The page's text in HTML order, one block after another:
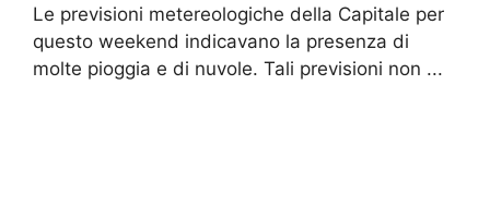
Le previsioni metereologiche della Capitale per
questo weekend indicavano la presenza di
molte pioggia e di nuvole. Tali previsioni non ...